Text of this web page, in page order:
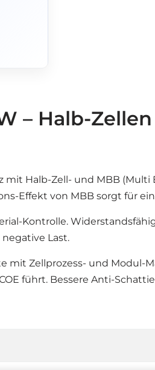
– Halb-
Halb-Zell- und MBB
Effekt von MBB sorgt für
Kontrolle.
Last.
Zellprozess- und Modul-
führt. Bessere Anti-